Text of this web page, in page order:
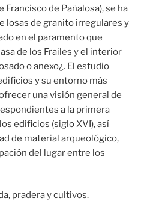
Francisco de Pañalosa), se ha
losas de granito irregulares y
en el paramento que
de los Frailes y el interior
o anexo¿. El estudio
y su entorno más
una visión general de
a la primera
edificios (siglo XVI), así
de material arqueológico,
del lugar entre los
pradera y cultivos.